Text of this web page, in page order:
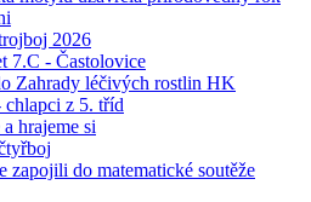
2026
7.C - Častolovice
Zahrady léčivých rostlin HK
chlapci z 5. tříd
hrajeme si
zapojili do matematické soutěže